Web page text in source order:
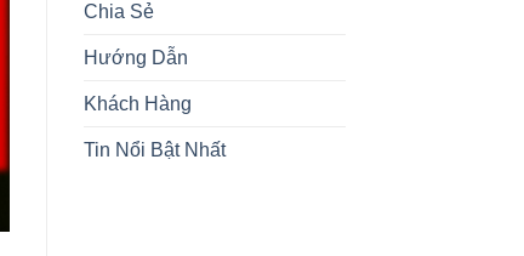
Chia Sẻ
Hướng Dẫn
Khách Hàng
Tin Nổi Bật Nhất